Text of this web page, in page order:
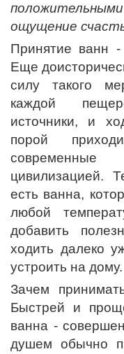
ощущение
Принятие ванн -
Еще
силу такого
каждой
источники, и
порой
цивилизацией.
есть ванна,
любой
добавить
ходить далеко
устроить на дому.
Зачем
Быстрей и
ванна -
душем обычно